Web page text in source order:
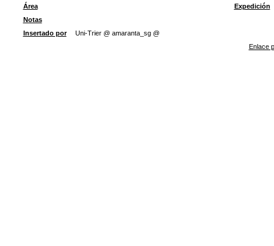
Área
Expedición
Notas
Insertado por
Uni-Trier @ amaranta_sg @
Enlace